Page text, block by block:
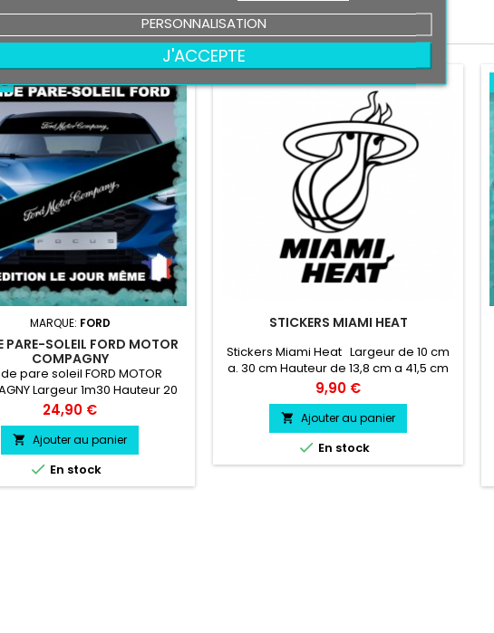
PRODUITS DANS LA MÊME CATÉGORIE :
MARQUE: FORD
PARE-SOLEIL FORD MOTOR
COMPAGNY
pare soleil FORD MOTOR
Largeur 1m30 Hauteur 20
Pare soleil couleur au choix
MOTOR COMPAGNY couleur
au choix
Prix
24,90 €
 Ajouter au panier
 En stock
STICKERS MIAMI HEAT
Stickers Miami Heat Largeur de 10 cm
a. 30 cm Hauteur de 13,8 cm a 41,5 cm
Prix
9,90 €
 Ajouter au panier
 En stock
PERSONNALISATION
J'ACCEPTE